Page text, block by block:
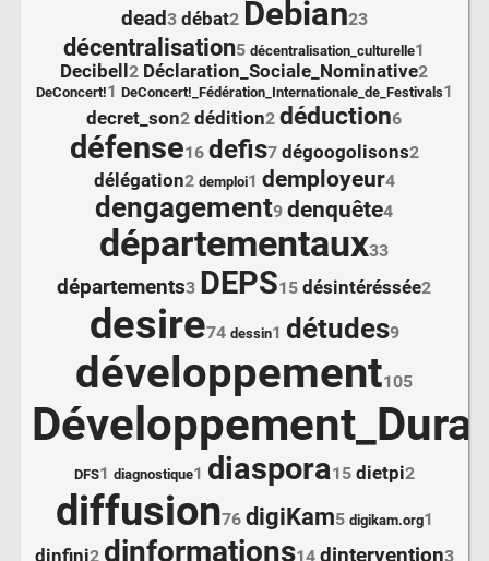
dead3 débat2 Debian23
décentralisation5 décentralisation_culturelle1
Decibell2 Déclaration_Sociale_Nominative2
DeConcert!1 DeConcert!_Fédération_Internationale_de_Festivals1
decret_son2 dédition2 déduction6
défense16 defis7 dégoogolisons2
délégation2 demploi1 demployeur4
dengagement9 denquête4
départementaux33
départements3 DEPS15 désintéréssée2
desire74 dessin1 détudes9
développement105
DFS1 diagnostique1 diaspora15 dietpi2
diffusion76 digiKam5 digikam.org1
dinfini2 dinformations14 dintervention3